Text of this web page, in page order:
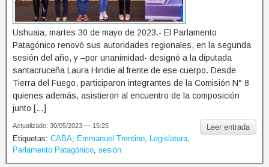
Ushuaia, martes 30 de mayo de 2023.- El Parlamento
Patagónico renovó sus autoridades regionales, en la segunda
sesión del año, y –por unanimidad- designó a la diputada
santacruceña Laura Hindie al frente de ese cuerpo. Desde
Tierra del Fuego, participaron integrantes de la Comisión N° 8
quienes además, asistieron al encuentro de la composición
junto […]
Leer entrada
Actualizado: 30/05/2023 — 15:25
Etiquetas: CABA Emmanuel Trentino Legislatura
Parlamento Patagónico sesión